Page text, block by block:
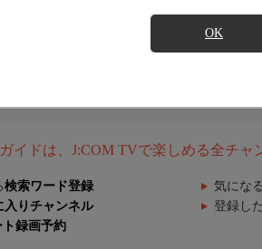
OK
イドは、J:COM TVで楽しめる全チャ
検索ワード登録 気にな
入りチャンネル 登録し
ト録画予約